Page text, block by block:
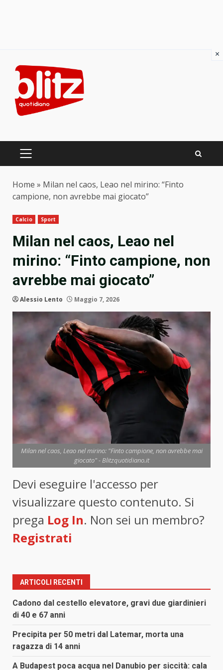
content
PRIMARY
Home » Milan nel caos, Leao nel mirino: “Finto
campione, non avrebbe mai giocato”
Calcio Sport
Milan nel caos, Leao nel
mirino: “Finto campione, non
avrebbe mai giocato”
Alessio Lento Maggio 7, 2026
Milan nel caos, Leao nel mirino: "Finto campione, non avrebbe mai
giocato" - Blitzquotidiano.it
Devi eseguire l'accesso per
visualizzare questo contenuto. Si
prega Log In. Non sei un membro?
Registrati
ARTICOLI RECENTI
Cadono dal cestello elevatore, gravi due giardinieri
di 40 e 67 anni
Precipita per 50 metri dal Latemar, morta una
ragazza di 14 anni
A Budapest poca acqua nel Danubio per siccità: cala
×